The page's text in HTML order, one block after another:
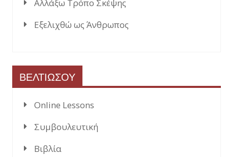
Αλλάξω Τρόπο Σκέψης
Εξελιχθώ ως Άνθρωπος
ΒΕΛΤΙΩΣΟΥ
Online Lessons
Συμβουλευτική
Βιβλία